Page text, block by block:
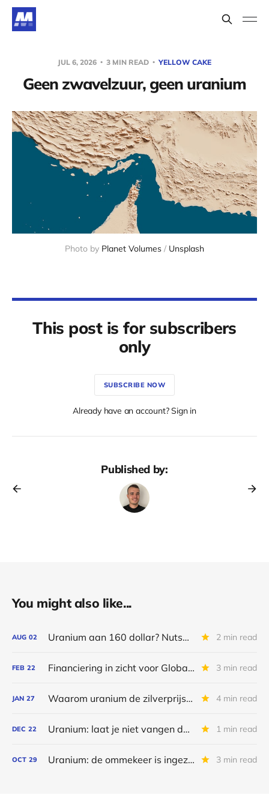
JUL 6, 2026 3 MIN READ YELLOW CAKE
Geen zwavelzuur, geen uranium
Photo by Planet Volumes / Unsplash
This post is for subscribers
only
SUBSCRIBE NOW
Already have an account? Sign in
Published by:
You might also like...
AUG 02 Uranium aan 160 dollar? Nutsbedrijven tekenen er vandaag al voor 2 min read
FEB 22 Financiering in zicht voor Global Atomic? 3 min read
JAN 27 Waarom uranium de zilverprijs zal volgen 4 min read
DEC 22 Uranium: laat je niet vangen door de indexherweging 1 min read
OCT 29 Uranium: de ommekeer is ingezet 3 min read